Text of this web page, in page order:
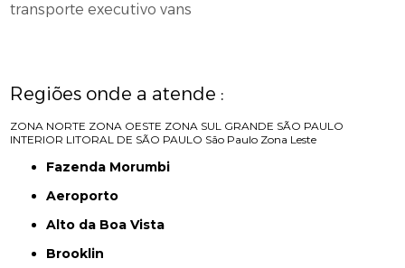
transporte executivo vans
Regiões onde a atende :
ZONA NORTE ZONA OESTE ZONA SUL GRANDE SÃO PAULO
INTERIOR LITORAL DE SÃO PAULO São Paulo Zona Leste
Fazenda Morumbi
Aeroporto
Alto da Boa Vista
Brooklin